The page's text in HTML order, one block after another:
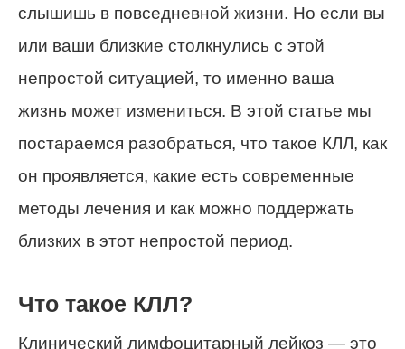
слышишь в повседневной жизни. Но если вы
или ваши близкие столкнулись с этой
непростой ситуацией, то именно ваша
жизнь может измениться. В этой статье мы
постараемся разобраться, что такое КЛЛ, как
он проявляется, какие есть современные
методы лечения и как можно поддержать
близких в этот непростой период.
Что такое КЛЛ?
Клинический лимфоцитарный лейкоз — это